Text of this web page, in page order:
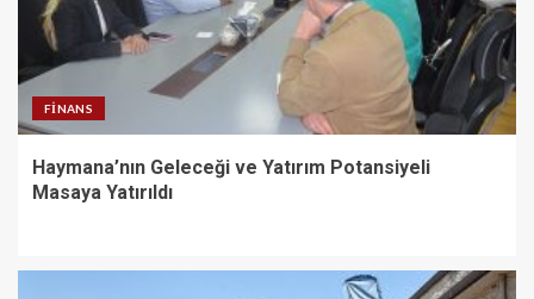
FINANS
Haymana’nın Geleceği ve Yatırım Potansiyeli
Masaya Yatırıldı